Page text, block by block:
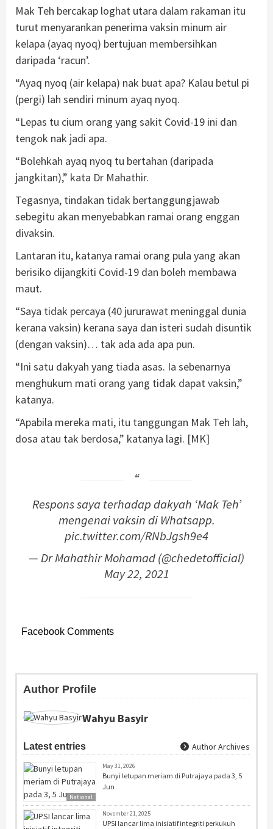
Mak Teh bercakap loghat utara dalam rakaman itu
turut menyarankan penerima vaksin minum air
kelapa (ayaq nyoq) bertujuan membersihkan
daripada ‘racun’.
“Ayaq nyoq (air kelapa) nak buat apa? Kalau betul pi
(pergi) lah sendiri minum ayaq nyoq.
“Lepas tu cium orang yang sakit Covid-19 ini dan
tengok nak jadi apa.
“Bolehkah ayaq nyoq tu bertahan (daripada
jangkitan),” kata Dr Mahathir.
Tegasnya, tindakan tidak bertanggungjawab
sebegitu akan menyebabkan ramai orang enggan
divaksin.
Lantaran itu, katanya ramai orang pula yang akan
berisiko dijangkiti Covid-19 dan boleh membawa
maut.
“Saya tidak percaya (40 jururawat meninggal dunia
kerana vaksin) kerana saya dan isteri sudah disuntik
(dengan vaksin)… tak ada ada apa pun.
“Ini satu dakyah yang tiada asas. Ia sebenarnya
menghukum mati orang yang tidak dapat vaksin,”
katanya.
“Apabila mereka mati, itu tanggungan Mak Teh lah,
dosa atau tak berdosa,” katanya lagi. [MK]
Respons saya terhadap dakyah ‘Mak Teh’
mengenai vaksin di Whatsapp.
pic.twitter.com/RNbJgsh9e4
— Dr Mahathir Mohamad (@chedetofficial)
May 22, 2021
Facebook Comments
Author Profile
Wahyu Basyir
Latest entries Author Archives
National
May 31, 2026
Bunyi letupan meriam di Putrajaya pada 3, 5
Jun
November 21, 2025
UPSI lancar lima inisiatif integriti perkukuh